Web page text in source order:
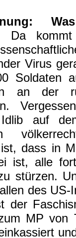
Da kommt
Virus
Soldaten
an der
auf
dass in
ist, alle
stürzen.
des
der
MP von